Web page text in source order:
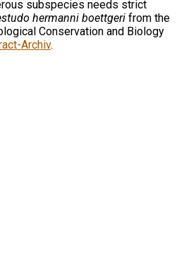
subspecies needs strict
hermanni boettgeri from the
Conservation and Biology
Archiv.